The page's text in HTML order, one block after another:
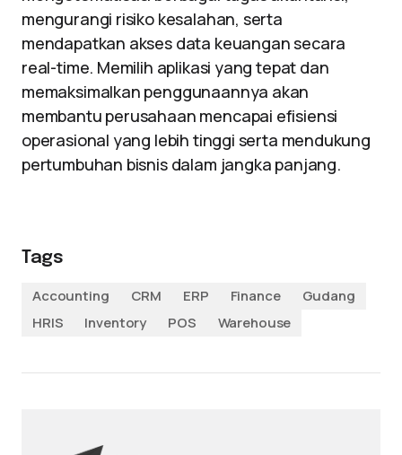
mengurangi risiko kesalahan, serta
mendapatkan akses data keuangan secara
real-time. Memilih aplikasi yang tepat dan
memaksimalkan penggunaannya akan
membantu perusahaan mencapai efisiensi
operasional yang lebih tinggi serta mendukung
pertumbuhan bisnis dalam jangka panjang.
Tags
Accounting
CRM ERP Finance
Gudang
HRIS
Inventory POS Warehouse